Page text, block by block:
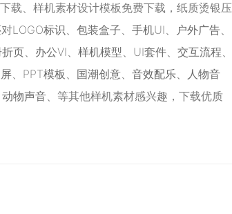
载、样机素材设计模板免费下载，纸质烫银压
LOGO标识、 包装盒子、 手机UI、 户外广告、
页、 办公VI、 样机模型、 UI套件、 交互流程、
、 PPT模板 、 国潮创意、 音效配乐、
人物音
动物声音、等其他样机素材感兴趣，下载优质